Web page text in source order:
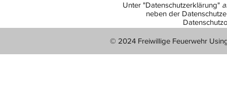
Unter "Datenschutzerklärung"
neben der
© 2024 Freiwillige Feuerwehr